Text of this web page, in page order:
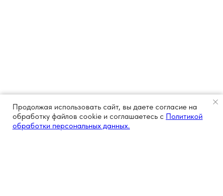
Продолжая использовать сайт, вы даете согласие на
обработку файлов cookie и соглашаетесь с Политикой
обработки персональных данных.